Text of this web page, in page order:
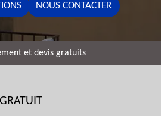
NOUS CONTACTER
et devis gratuits